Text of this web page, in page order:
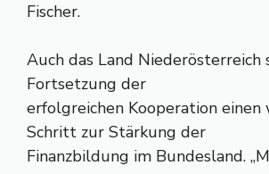
Fischer.
Auch das Land Niederösterreich
Fortsetzung der
erfolgreichen Kooperation einen
Schritt zur Stärkung der
Finanzbildung im Bundesland.